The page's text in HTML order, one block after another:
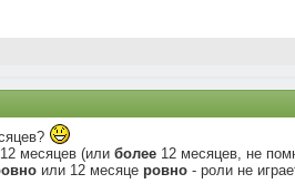
12 месяцев (или более 12 месяцев, не
или 12 месяце ровно - роли не